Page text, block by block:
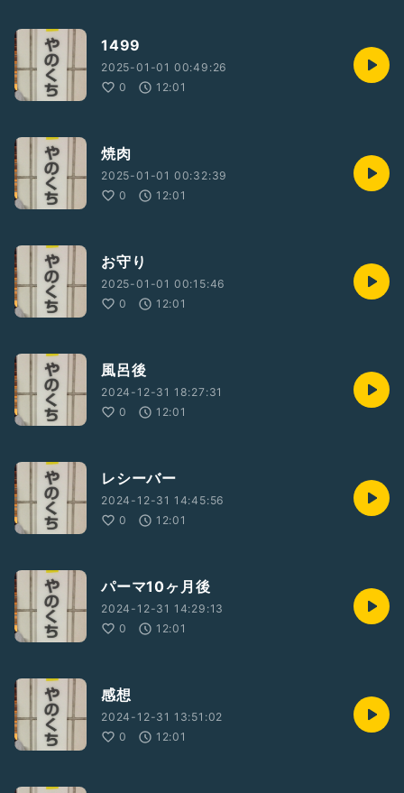
1499
2025-01-01 00:49:26
0
12:01
焼肉
2025-01-01 00:32:39
0
12:01
お守り
2025-01-01 00:15:46
0
12:01
風呂後
2024-12-31 18:27:31
0
12:01
レシーバー
2024-12-31 14:45:56
0
12:01
パーマ10ヶ月後
2024-12-31 14:29:13
0
12:01
感想
2024-12-31 13:51:02
0
12:01